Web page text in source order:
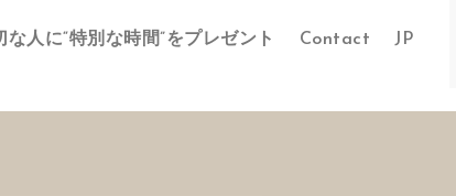
人に“特別な時間”をプレゼント Contact JP